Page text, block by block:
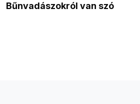
Bűnvadászokról van szó